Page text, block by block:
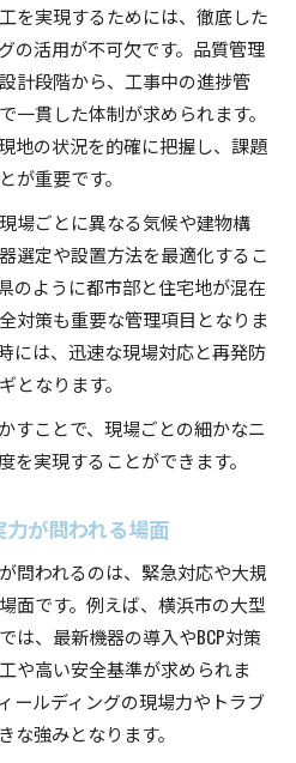
を実現するためには、徹底した
の活用が不可欠です。品質管理
計段階から、工事中の進捗管
一貫した体制が求められます。
地の状況を的確に把握し、課題
が重要です。
場ごとに異なる気候や建物構
選定や設置方法を最適化するこ
のように都市部と住宅地が混在
対策も重要な管理項目となりま
には、迅速な現場対応と再発防
となります。
すことで、現場ごとの細かなニ
を実現することができます。
が問われる場面
問われるのは、緊急対応や大規
面です。例えば、横浜市の大型
は、最新機器の導入やBCP対策
や高い安全基準が求められま
ールディングの現場力やトラブ
な強みとなります。